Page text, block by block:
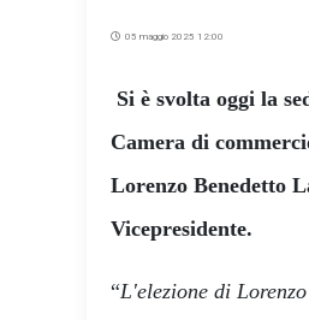
05 maggio 2025 12:00
Si è svolta oggi la
Camera di
Lorenzo Benedetto
Vicepresidente.
“L'elezione di Lorenzo